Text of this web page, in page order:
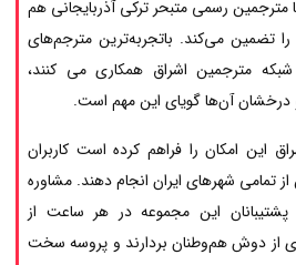
مترجمین رسمی متبحر ترکی آذربایجانی هم
تضمین می‌کند. باتجربه‌ترین مترجم‌های
شبکه مترجمین اشراق همکاری می کنند،
درخشان آن‌ها گویای این مهم است.
این امکان را فراهم کرده است کاربران
از تمامی شهرهای ایران انجام دهند. مشاوره
پشتیبانان این مجموعه در هر ساعت از
از دوش هم‌وطنان بردارند و پروسه سخت